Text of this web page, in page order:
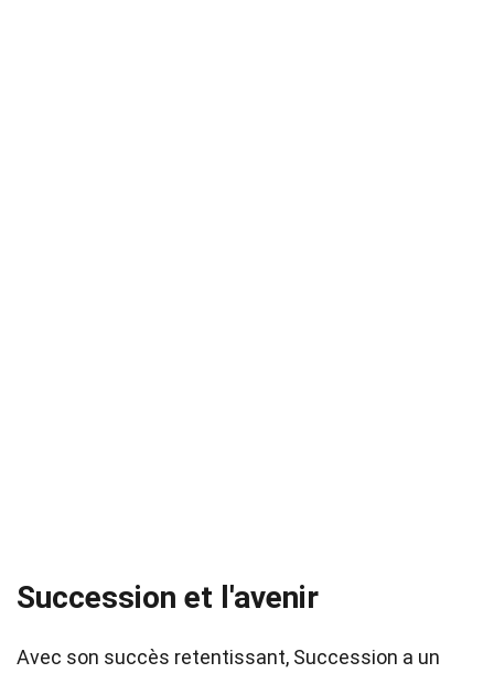
Succession et l'avenir
Avec son succès retentissant, Succession a un